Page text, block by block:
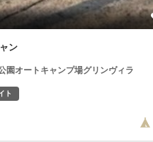
ン
園オートキャンプ場グリンヴィラ
ト